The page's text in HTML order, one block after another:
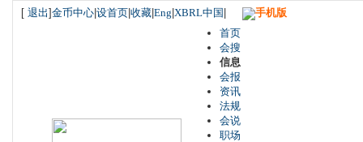
[ 退出]金币中心 设首页 收藏 Eng XBRL中国
手机版
首页
会搜
信息
会报
资讯
法规
会说
职场